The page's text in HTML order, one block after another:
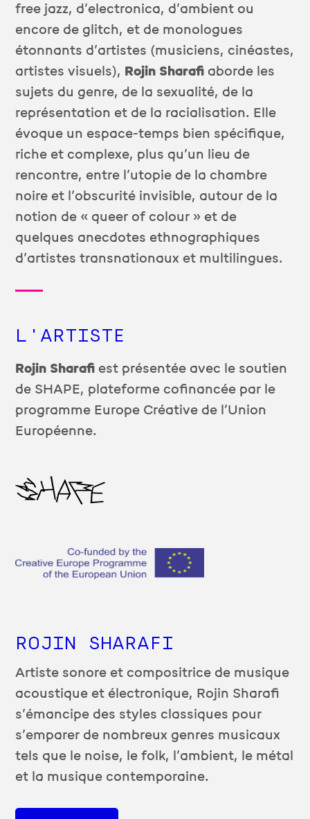
free jazz, d’electronica, d’ambient ou
encore de glitch, et de monologues
étonnants d’artistes (musiciens, cinéastes,
artistes visuels), Rojin Sharafi aborde les
sujets du genre, de la sexualité, de la
représentation et de la racialisation. Elle
évoque un espace-temps bien spécifique,
riche et complexe, plus qu’un lieu de
rencontre, entre l’utopie de la chambre
noire et l’obscurité invisible, autour de la
notion de « queer of colour » et de
quelques anecdotes ethnographiques
d’artistes transnationaux et multilingues.
L'ARTISTE
Rojin Sharafi est présentée avec le soutien
de SHAPE, plateforme cofinancée par le
programme Europe Créative de l’Union
Européenne.
ROJIN SHARAFI
Artiste sonore et compositrice de musique
acoustique et électronique, Rojin Sharafi
s’émancipe des styles classiques pour
s’emparer de nombreux genres musicaux
tels que le noise, le folk, l’ambient, le métal
et la musique contemporaine.